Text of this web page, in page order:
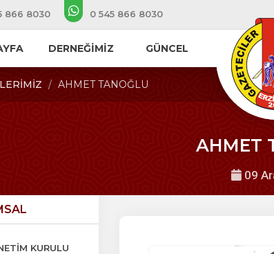
866 8030 0 545 866 8030
DERNEĞİMİZ GÜNCEL
AHMET TANOĞLU
AHMET
09
KURULU